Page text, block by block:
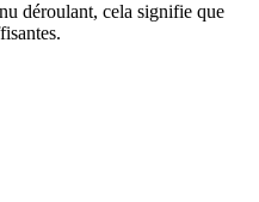
déroulant, cela signifie que